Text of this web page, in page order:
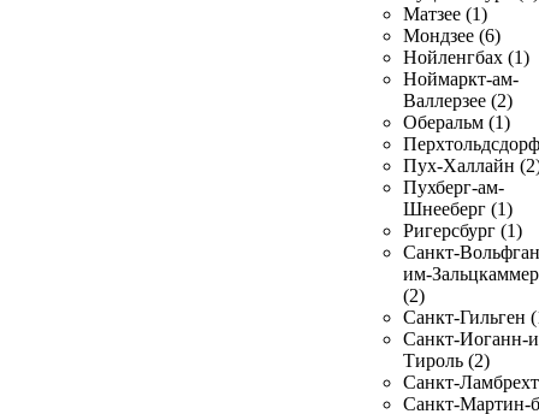
Матзее (1)
Мондзее (6)
Нойленгбах (1)
Ноймаркт-ам-
Валлерзее (2)
Оберальм (1)
Пух-Халлайн
Пухберг-ам-
Шнееберг (1)
Ригерсбург (1)
Санкт-
им-
(2)
Санкт-Гильген
Санкт-Иоганн-
Тироль (2)
Санкт-
Санкт-Мартин-